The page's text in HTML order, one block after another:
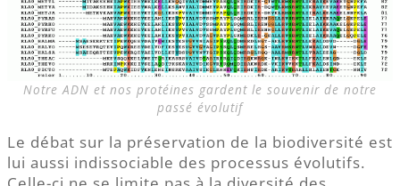
Notre ADN et nos protéines gardent le souvenir de notre
passé évolutif
Le débat sur la préservation de la biodiversité est
lui aussi indissociable des processus évolutifs.